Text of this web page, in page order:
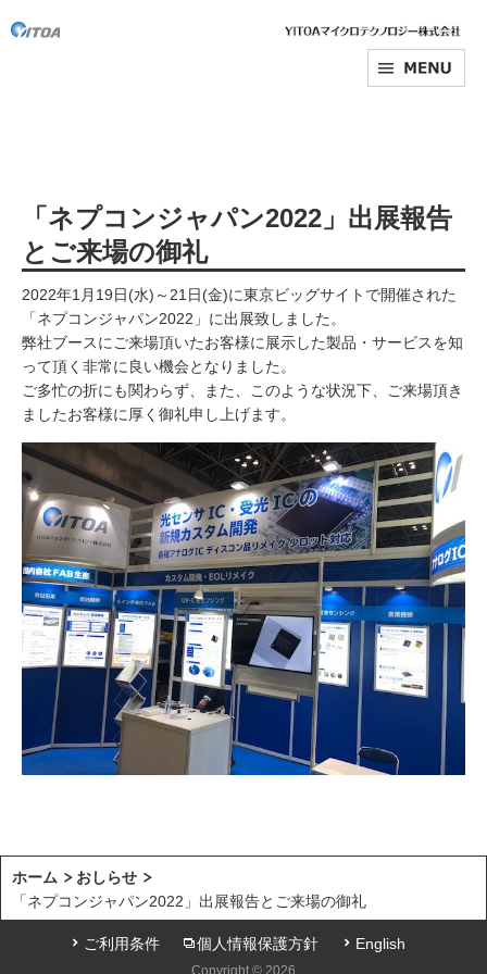
「ネプコンジャパン2022」出展報告
とご来場の御礼
2022年1月19日(水)～21日(金)に東京ビッグサイトで開催された
「ネプコンジャパン2022」に出展致しました。
弊社ブースにご来場頂いたお客様に展示した製品・サービスを知
って頂く非常に良い機会となりました。
ご多忙の折にも関わらず、また、このような状況下、ご来場頂き
ましたお客様に厚く御礼申し上げます。
ホーム
おしらせ
「ネプコンジャパン2022」出展報告とご来場の御礼
ご利用条件 個人情報保護方針 English
Copyright © 2026